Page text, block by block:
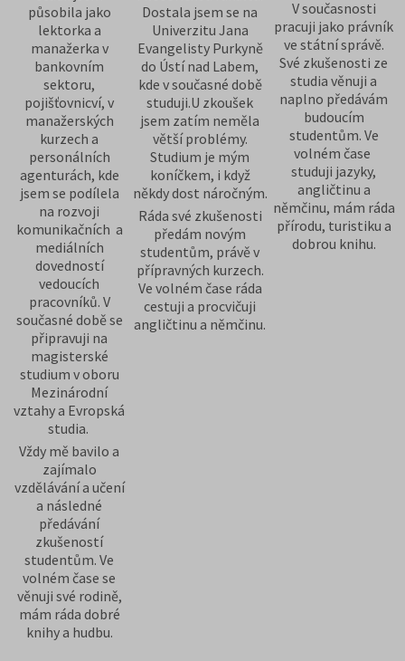
působila jako
lektorka a
manažerka v
bankovním
sektoru,
pojišťovnicví, v
manažerských
kurzech a
personálních
agenturách, kde
jsem se podílela
na rozvoji
komunikačních a
mediálních
dovedností
vedoucích
pracovníků. V
současné době se
připravuji na
magisterské
studium v oboru
Mezinárodní
vztahy a Evropská
studia.
Vždy mě bavilo a
zajímalo
vzdělávání a učení
a následné
předávání
zkušeností
studentům. Ve
volném čase se
věnuji své rodině,
mám ráda dobré
knihy a hudbu.
Dostala jsem se na
Univerzitu Jana
Evangelisty Purkyně
do Ústí nad Labem,
kde v současné době
studuji.U zkoušek
jsem zatím neměla
větší problémy.
Studium je mým
koníčkem, i když
někdy dost náročným.
Ráda své zkušenosti
předám novým
studentům, právě v
přípravných kurzech.
Ve volném čase ráda
cestuji a procvičuji
angličtinu a němčinu.
V současnosti
pracuji jako právník
ve státní správě.
Své zkušenosti ze
studia věnuji a
naplno předávám
budoucím
studentům. Ve
volném čase
studuji jazyky,
angličtinu a
němčinu, mám ráda
přírodu, turistiku a
dobrou knihu.